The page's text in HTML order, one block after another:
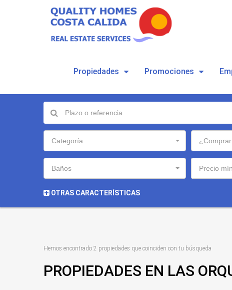
Propiedades Promociones
Categoría
Baños Precio
OTRAS CARACTERÍSTICAS
Hemos encontrado 2 propiedades que coinciden con tu búsqueda
PROPIEDADES EN LAS